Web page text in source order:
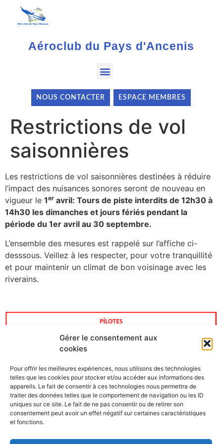
Gérer le consentement aux
cookies
Pour offrir les meilleures expériences, nous utilisons des technologies
telles que les cookies pour stocker et/ou accéder aux informations des
appareils. Le fait de consentir à ces technologies nous permettra de
traiter des données telles que le comportement de navigation ou les ID
uniques sur ce site. Le fait de ne pas consentir ou de retirer son
consentement peut avoir un effet négatif sur certaines caractéristiques
et fonctions.
Aéroclub du Pays d'Ancenis
NOUS CONTACTER ESPACE MEMBRES
Restrictions de vol
saisonnières
Les restrictions de vol saisonnières destinées à réduire
l’impact des nuisances sonores seront de nouveau en
vigueur le 1er avril: Tours de piste interdits de 12h30 à
14h30 les dimanches et jours fériés pendant la
période du 1er avril au 30 septembre.
L’ensemble des mesures est rappelé sur l’affiche ci-
desssous. Veillez à les respecter, pour votre tranquillité
et pour maintenir un climat de bon voisinage avec les
riverains.